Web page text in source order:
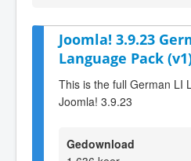
Joomla! 3.9.23
Language Pack
This is the full German LI
Joomla! 3.9.23
Gedownload